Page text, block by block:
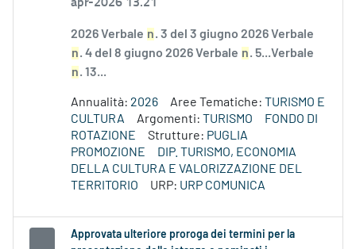
2026 Verbale n. 3 del 3 giugno 2026 Verbale
n. 4 del 8 giugno 2026 Verbale n. 5...Verbale
n. 13...
Annualità: 2026 Aree Tematiche: TURISMO E
CULTURA
Argomenti: TURISMO
FONDO DI
ROTAZIONE
Strutture: PUGLIA
PROMOZIONE
DIP. TURISMO, ECONOMIA
DELLA CULTURA E VALORIZZAZIONE DEL
TERRITORIO
URP: URP COMUNICA
Approvata ulteriore proroga dei termini per la